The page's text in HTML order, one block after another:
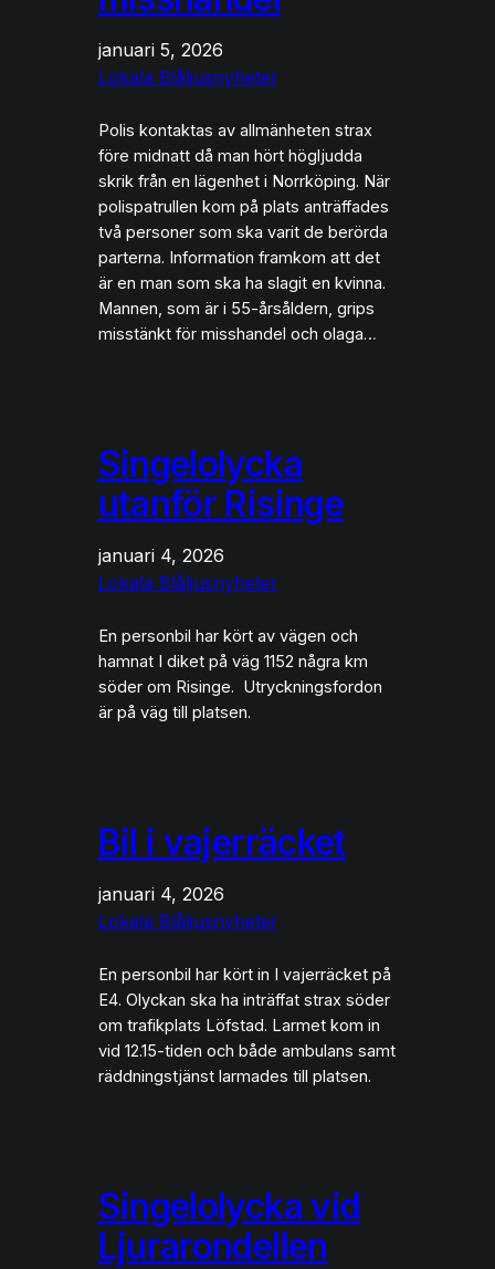
januari 5, 2026
Lokala Blåljusnyheter
Polis kontaktas av allmänheten strax
före midnatt då man hört högljudda
skrik från en lägenhet i Norrköping. När
polispatrullen kom på plats anträffades
två personer som ska varit de berörda
parterna. Information framkom att det
är en man som ska ha slagit en kvinna.
Mannen, som är i 55-årsåldern, grips
misstänkt för misshandel och olaga…
Singelolycka
utanför Risinge
januari 4, 2026
Lokala Blåljusnyheter
En personbil har kört av vägen och
hamnat I diket på väg 1152 några km
söder om Risinge. Utryckningsfordon
är på väg till platsen.
Bil i vajerräcket
januari 4, 2026
Lokala Blåljusnyheter
En personbil har kört in I vajerräcket på
E4. Olyckan ska ha inträffat strax söder
om trafikplats Löfstad. Larmet kom in
vid 12.15-tiden och både ambulans samt
räddningstjänst larmades till platsen.
Singelolycka vid
Ljurarondellen